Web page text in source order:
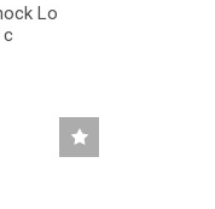
Lo